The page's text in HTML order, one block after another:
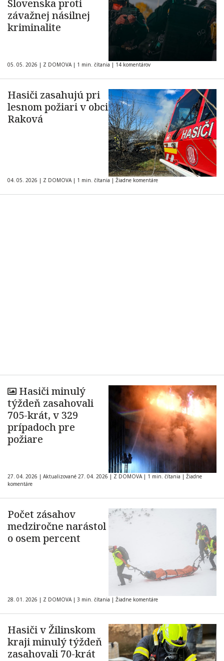
Slovenska proti
závažnej násilnej
kriminalite
05. 05. 2026 | Z DOMOVA | 1 min. čítania | 14 komentárov
Hasiči zasahujú pri
lesnom požiari v obci
Raková
04. 05. 2026 | Z DOMOVA | 1 min. čítania | Žiadne komentáre
Hasiči minulý
týždeň zasahovali
705-krát, v 329
prípadoch pre
požiare
27. 04. 2026 | Aktualizované 27. 04. 2026 | Z DOMOVA | 1 min. čítania | Žiadne
komentáre
Počet zásahov
medziročne narástol
o osem percent
28. 01. 2026 | Z DOMOVA | 3 min. čítania | Žiadne komentáre
Hasiči v Žilinskom
kraji minulý týždeň
zasahovali 70-krát